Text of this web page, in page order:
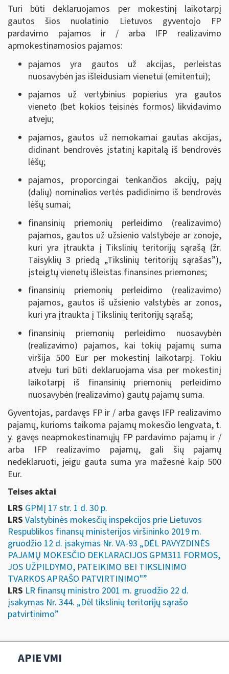
Turi būti deklaruojamos per mokestinį laikotarpį
gautos šios nuolatinio Lietuvos gyventojo FP
pardavimo pajamos ir / arba IFP realizavimo
apmokestinamosios pajamos:
pajamos yra gautos už akcijas, perleistas
nuosavybėn jas išleidusiam vienetui (emitentui);
pajamos už vertybinius popierius yra gautos
vieneto (bet kokios teisinės formos) likvidavimo
atveju;
pajamos, gautos už nemokamai gautas akcijas,
didinant bendrovės įstatinį kapitalą iš bendrovės
lėšų;
pajamos, proporcingai tenkančios akcijų, pajų
(dalių) nominalios vertės padidinimo iš bendrovės
lėšų sumai;
finansinių priemonių perleidimo (realizavimo)
pajamos, gautos už užsienio valstybėje ar zonoje,
kuri yra įtraukta į Tikslinių teritorijų sąrašą (žr.
Taisyklių 3 priedą „Tikslinių teritorijų sąrašas”),
įsteigtų vienetų išleistas finansines priemones;
finansinių priemonių perleidimo (realizavimo)
pajamos, gautos iš užsienio valstybės ar zonos,
kuri yra įtraukta į Tikslinių teritorijų sąrašą;
finansinių priemonių perleidimo nuosavybėn
(realizavimo) pajamos, kai tokių pajamų suma
viršija 500 Eur per mokestinį laikotarpį. Tokiu
atveju turi būti deklaruojama visa per mokestinį
laikotarpį iš finansinių priemonių perleidimo
nuosavybėn (realizavimo) gautų pajamų suma.
Gyventojas, pardavęs FP ir / arba gavęs IFP realizavimo
pajamų, kurioms taikoma pajamų mokesčio lengvata, t.
y. gavęs neapmokestinamųjų FP pardavimo pajamų ir /
arba IFP realizavimo pajamų, gali šių pajamų
nedeklaruoti, jeigu gauta suma yra mažesnė kaip 500
Eur.
Teises aktai
LRS GPMĮ 17 str. 1 d. 30 p.
LRS Valstybinės mokesčių inspekcijos prie Lietuvos
Respublikos finansų ministerijos viršininko 2019 m.
gruodžio 12 d. įsakymas Nr. VA-93 „DĖL PAVYZDINĖS
PAJAMŲ MOKESČIO DEKLARACIJOS GPM311 FORMOS,
JOS UŽPILDYMO, PATEIKIMO BEI TIKSLINIMO
TVARKOS APRAŠO PATVIRTINIMO"”
LRS LR finansų ministro 2001 m. gruodžio 22 d.
įsakymas Nr. 344. „Dėl tikslinių teritorijų sąrašo
patvirtinimo”
APIE VMI